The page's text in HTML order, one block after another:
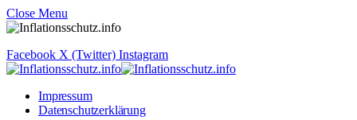
Close Menu
Facebook X (Twitter) Instagram
Impressum
Datenschutzerklärung